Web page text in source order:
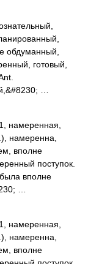
обдуманный,
готовый,
…
намеренна,
вполне
поступок.
вполне
…
намеренна,
вполне